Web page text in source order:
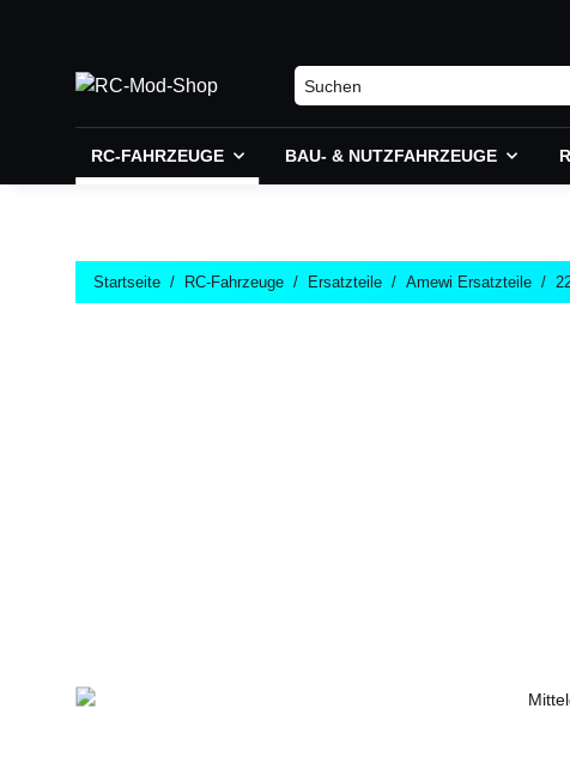
RC-FAHRZEUGE BAU- & NUTZFAHRZEUGE
Startseite RC-Fahrzeuge Ersatzteile Amewi Ersatzteile